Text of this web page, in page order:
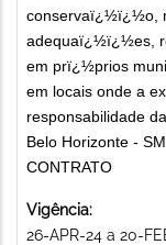
conservaï¿½ï¿½o,
adequaï¿½ï¿½es,
em prï¿½prios
em locais onde a
responsabilidade
Belo Horizonte -
CONTRATO
Vigência:
26-APR-24 a 20-